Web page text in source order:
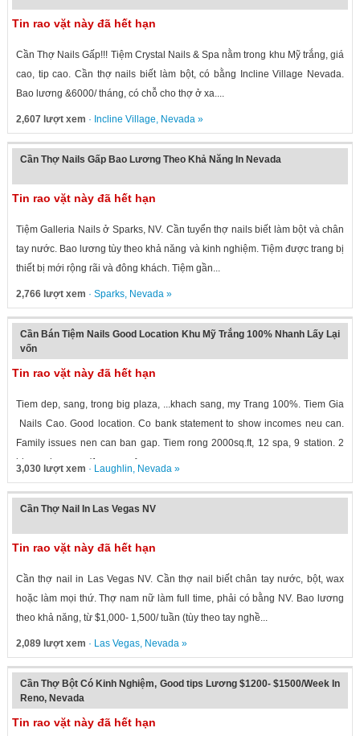
Tin rao vặt này đã hết hạn
Cần Thợ Nails Gấp!!! Tiệm Crystal Nails & Spa nằm trong khu Mỹ trắng, giá
cao, tip cao. Cần thợ nails biết làm bột, có bằng Incline Village Nevada.
Bao lương &6000/ tháng, có chỗ cho thợ ở xa....
2,607 lượt xem · Incline Village, Nevada»
Cần Thợ Nails Gấp Bao Lương Theo Khả Năng In Nevada
Tin rao vặt này đã hết hạn
Tiệm Galleria Nails ở Sparks, NV. Cần tuyển thợ nails biết làm bột và chân
tay nước. Bao lương tùy theo khả năng và kinh nghiệm. Tiệm được trang bị
thiết bị mới rộng rãi và đông khách. Tiệm gần...
2,766 lượt xem · Sparks, Nevada»
Cần Bán Tiệm Nails Good Location Khu Mỹ Trắng 100% Nhanh Lấy Lại
vốn
Tin rao vặt này đã hết hạn
Tiem dep, sang, trong big plaza, ...khach sang, my Trang 100%. Tiem Gia
Nails Cao. Good location. Co bank statement to show incomes neu can.
Family issues nen can ban gap. Tiem rong 2000sq.ft, 12 spa, 9 station. 2
big waxing room(1can use for...
3,030 lượt xem · Laughlin, Nevada»
Cần Thợ Nail In Las Vegas NV
Tin rao vặt này đã hết hạn
Cần thợ nail in Las Vegas NV. Cần thợ nail biết chân tay nước, bột, wax
hoặc làm mọi thứ. Thợ nam nữ làm full time, phải có bằng NV. Bao lương
theo khả năng, từ $1,000- 1,500/ tuần (tùy theo tay nghề...
2,089 lượt xem · Las Vegas, Nevada»
Cần Thợ Bột Có Kinh Nghiệm, Good tips Lương $1200- $1500/Week In
Reno, Nevada
Tin rao vặt này đã hết hạn